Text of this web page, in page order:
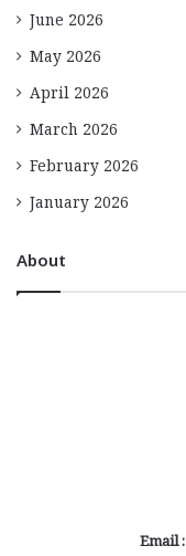
June 2026
May 2026
April 2026
March 2026
February 2026
January 2026
About
Email :